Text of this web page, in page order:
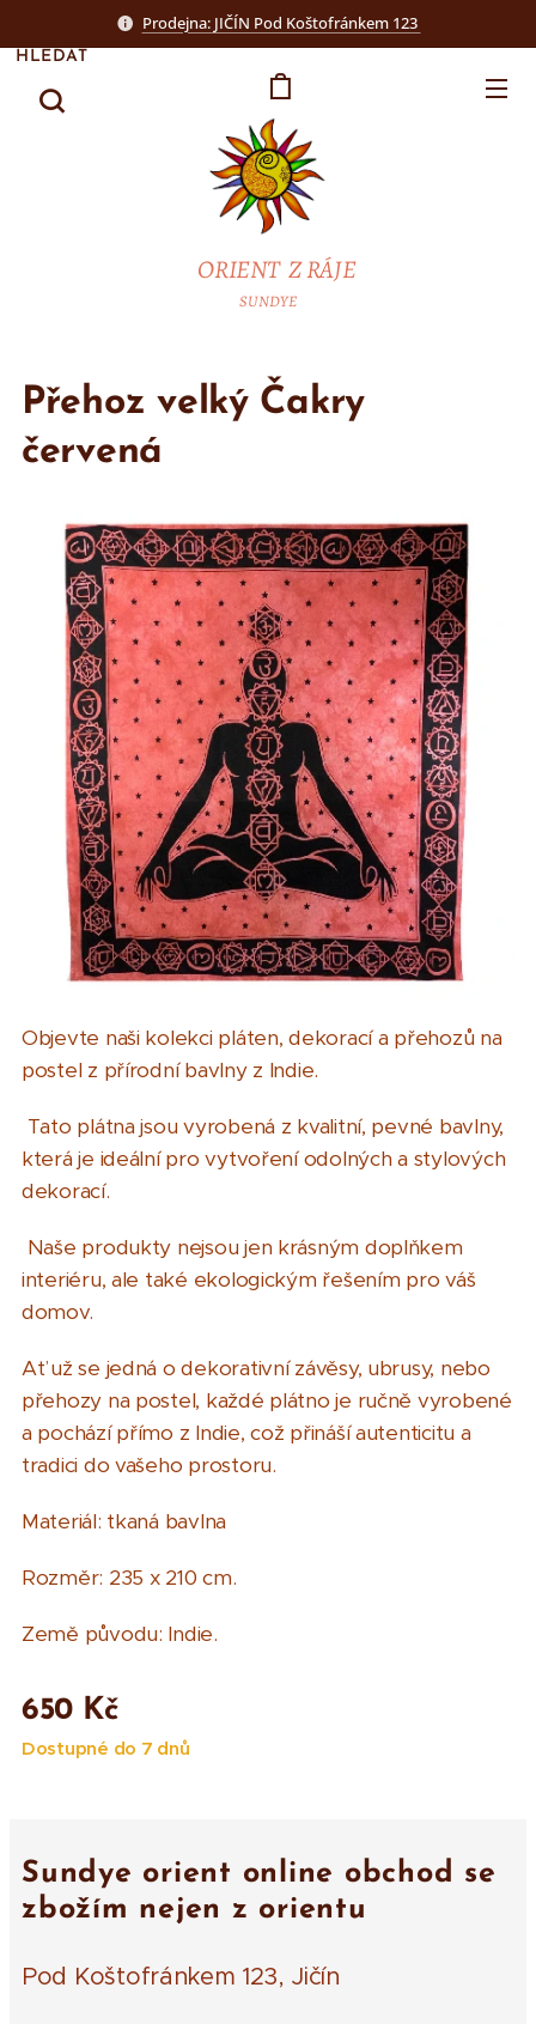
Prodejna: JIČÍN Pod Koštofránkem 123
ORIENT Z RÁJE
SUNDYE
HLEDAT
Přehoz velký Čakry
červená
Objevte naši kolekci pláten, dekorací a přehozů na
postel z přírodní bavlny z Indie.
Tato plátna jsou vyrobená z kvalitní, pevné bavlny,
která je ideální pro vytvoření odolných a stylových
dekorací.
Naše produkty nejsou jen krásným doplňkem
interiéru, ale také ekologickým řešením pro váš
domov.
Ať už se jedná o dekorativní závěsy, ubrusy, nebo
přehozy na postel, každé plátno je ručně vyrobené
a pochází přímo z Indie, což přináší autenticitu a
tradici do vašeho prostoru.
Materiál: tkaná bavlna
Rozměr: 235 x 210 cm.
Země původu: Indie.
650 Kč
Dostupné do 7 dnů
Sundye orient online obchod se
zbožím nejen z orientu
Pod Koštofránkem 123, Jičín